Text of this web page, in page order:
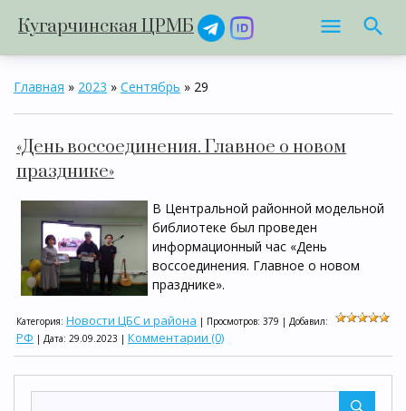
Кугарчинская ЦРМБ
Главная » 2023 » Сентябрь » 29
«День воссоединения. Главное о новом
празднике»
В Центральной районной модельной
библиотеке был проведен
информационный час «День
воссоединения. Главное о новом
празднике».
Категория: Новости ЦБС и района | Просмотров: 379 | Добавил:
РФ | Дата: 29.09.2023 | Комментарии (0)